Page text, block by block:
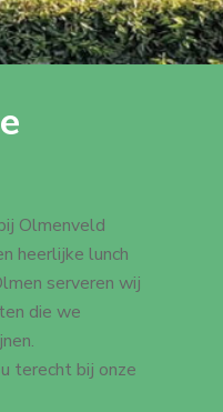
Olmenveld
heerlijke lunch
serveren wij
die we
terecht bij onze